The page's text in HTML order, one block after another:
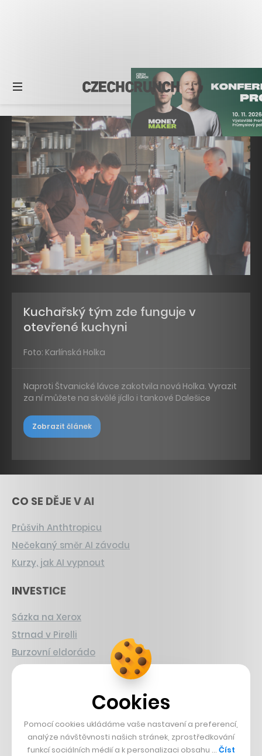
Kuchařský tým zde funguje v
otevřené kuchyni
Foto: Karlínská Holka
Naproti Štvanické lávce zakotvila nová Holka. Vyrazit
za ní můžete na skvělé jídlo i tankové Dalešice
Zobrazit článek
CO SE DĚJE V AI
Průšvih Anthtropicu
Nečekaný směr AI závodu
Kurzy, jak AI vypnout
INVESTICE
Sázka na Xerox
Strnad v Pirelli
Burzovní eldorádo
Boční projekt, co se zvrtnul
Francouzský šéfkuchař na Šumavě
Dva golfisti, co pečou
Cookies
Pomocí cookies ukládáme vaše nastavení a preferencí,
analýze návštěvnosti našich stránek, zprostředkování
funkcí sociálních médií a k personalizaci obsahu … Číst